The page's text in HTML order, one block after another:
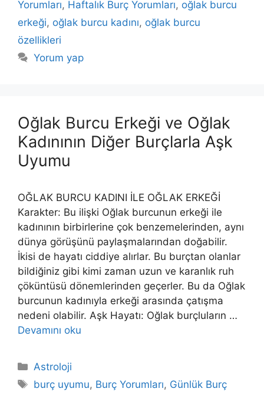
Yorumları, Haftalık Burç Yorumları, oğlak burcu
erkeği, oğlak burcu kadını, oğlak burcu
özellikleri
Yorum yap
Oğlak Burcu Erkeği ve Oğlak
Kadınının Diğer Burçlarla Aşk
Uyumu
OĞLAK BURCU KADINI İLE OĞLAK ERKEĞİ
Karakter: Bu ilişki Oğlak burcunun erkeği ile
kadınının birbirlerine çok benzemelerinden, aynı
dünya görüşünü paylaşmalarından doğabilir.
İkisi de hayatı ciddiye alırlar. Bu burçtan olanlar
bildiğiniz gibi kimi zaman uzun ve karanlık ruh
çöküntüsü dönemlerinden geçerler. Bu da Oğlak
burcunun kadınıyla erkeği arasında çatışma
nedeni olabilir. Aşk Hayatı: Oğlak burçluların …
Devamını oku
Kategoriler
Astroloji
Etiketler
burç uyumu, Burç Yorumları, Günlük Burç